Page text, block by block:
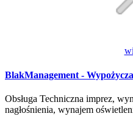
BlakManagement -
Obsługa Techniczna imprez,
nagłośnienia, wynajem